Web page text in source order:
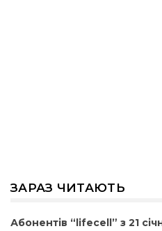
ЗАРАЗ ЧИТАЮТЬ
Абонентів “lifecell” з 21